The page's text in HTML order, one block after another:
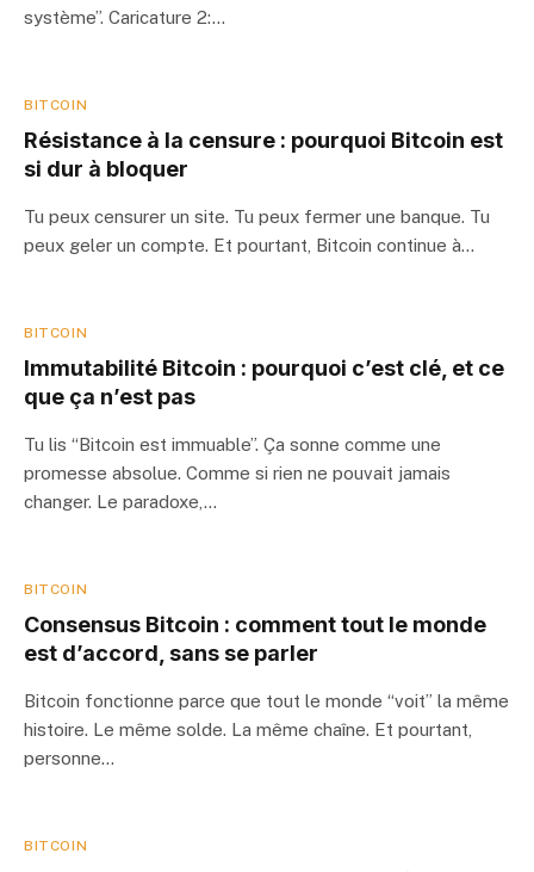
système”. Caricature 2:…
BITCOIN
Résistance à la censure : pourquoi Bitcoin est
si dur à bloquer
Tu peux censurer un site. Tu peux fermer une banque. Tu
peux geler un compte. Et pourtant, Bitcoin continue à…
BITCOIN
Immutabilité Bitcoin : pourquoi c’est clé, et ce
que ça n’est pas
Tu lis “Bitcoin est immuable”. Ça sonne comme une
promesse absolue. Comme si rien ne pouvait jamais
changer. Le paradoxe,…
BITCOIN
Consensus Bitcoin : comment tout le monde
est d’accord, sans se parler
Bitcoin fonctionne parce que tout le monde “voit” la même
histoire. Le même solde. La même chaîne. Et pourtant,
personne…
BITCOIN